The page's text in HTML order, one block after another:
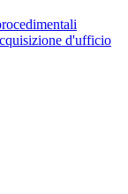
d'ufficio